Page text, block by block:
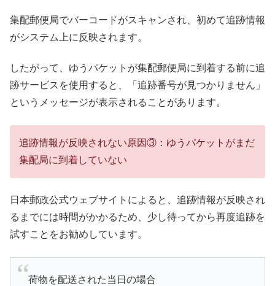
集配郵便局でバーコードがスキャンされ、初めて追跡情報
がシステム上に反映されます。
したがって、ゆうパケットが集配郵便局に到着する前に追
跡サービスを使用すると、「追跡番号が見つかりません」
というメッセージが表示されることがあります。
追跡情報が反映されない原因③：ゆうパケットがまだ
集配局に到着していない
日本郵政公式ウェブサイトによると、追跡情報が反映され
るまでには時間がかかるため、少し待ってから再度追跡を
試すことをお勧めしています。
荷物を配送された当日の場合